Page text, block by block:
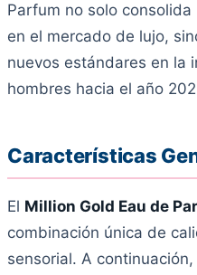
Parfum no solo
en el mercado de lujo,
nuevos estándares en la
hombres hacia el año
Características
El Million Gold Eau de
combinación única de
sensorial. A